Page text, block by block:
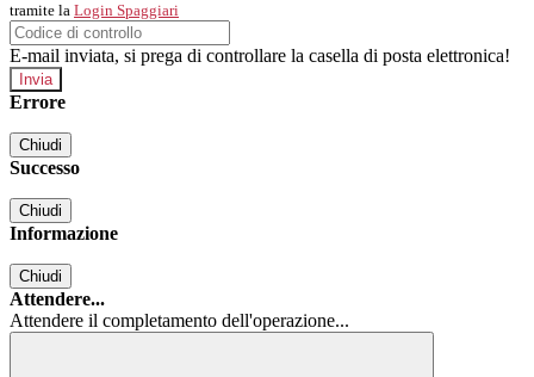
tramite la Login Spaggiari
E-mail inviata, si prega di controllare la casella di posta elettronica!
Errore
Chiudi
Successo
Chiudi
Informazione
Chiudi
Attendere...
Attendere il completamento dell'operazione...